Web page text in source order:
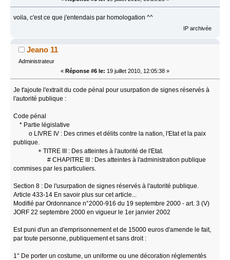
voila, c'est ce que j'entendais par homologation ^^
IP archivée
Jeano 11
Administrateur
« Réponse #6 le: 19 juillet 2010, 12:05:38 »
Je t'ajoute l'extrait du code pénal pour usurpation de signes réservés à
l'autorité publique :
Code pénal
* Partie législative
o LIVRE IV : Des crimes et délits contre la nation, l'Etat et la paix
publique.
+ TITRE III : Des atteintes à l'autorité de l'Etat.
# CHAPITRE III : Des atteintes à l'administration publique
commises par les particuliers.
Section 8 : De l'usurpation de signes réservés à l'autorité publique.
Article 433-14 En savoir plus sur cet article...
Modifié par Ordonnance n°2000-916 du 19 septembre 2000 - art. 3 (V)
JORF 22 septembre 2000 en vigueur le 1er janvier 2002
Est puni d'un an d'emprisonnement et de 15000 euros d'amende le fait,
par toute personne, publiquement et sans droit :
1° De porter un costume, un uniforme ou une décoration réglementés